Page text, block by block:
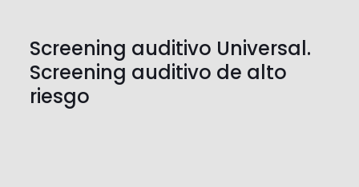
Screening auditivo Universal.
Screening auditivo de alto
riesgo